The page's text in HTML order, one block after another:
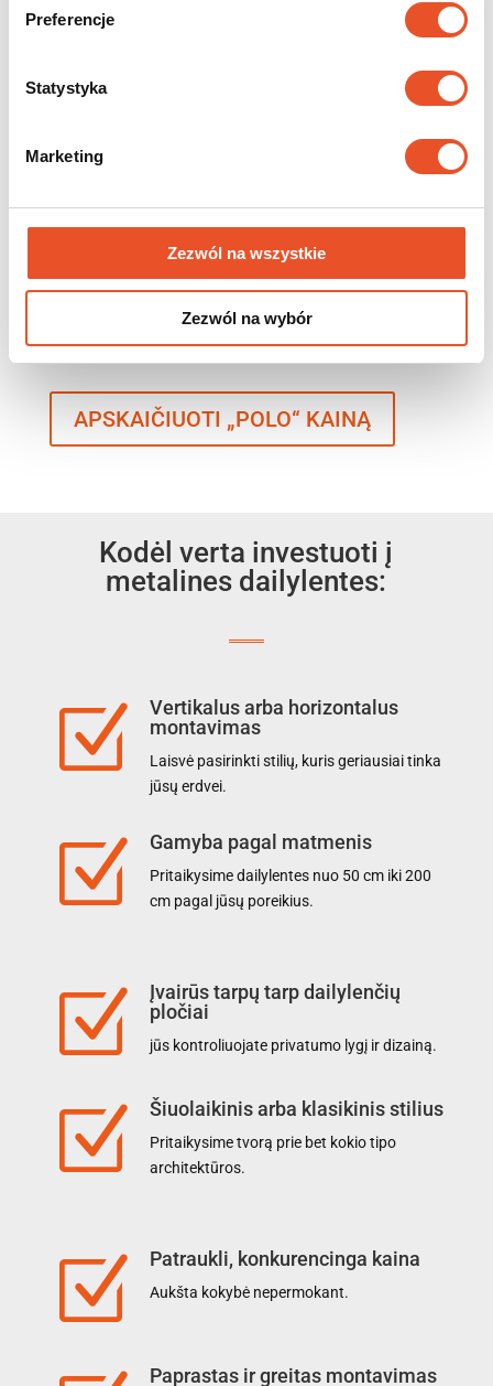
Preferencje
Statystyka
Marketing
Zezwól na wszystkie
Zezwól na wybór
Sužinokite modelio „Polo“
2 viršūnių tipai: tiesios ir apvalintos.
„Polo“ dailylentės gaminamos 6 spalvų ir 3 padengimų.
APSKAIČIUOTI „POLO“ KAINĄ
Kodėl verta investuoti į
metalines dailylentes:
Z
Vertikalus arba horizontalus
montavimas
Laisvė pasirinkti stilių, kuris geriausiai tinka
jūsų erdvei.
Z Gamyba pagal matmenis
Pritaikysime dailylentes nuo 50 cm iki 200
cm pagal jūsų poreikius.
Z
Įvairūs tarpų tarp dailylenčių
pločiai
jūs kontroliuojate privatumo lygį ir dizainą.
Z Šiuolaikinis arba klasikinis stilius
Pritaikysime tvorą prie bet kokio tipo
architektūros.
Z Patraukli, konkurencinga kaina
Aukšta kokybė nepermokant.
Paprastas ir greitas montavimas